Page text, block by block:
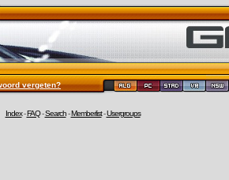
vergeten?
Index-FAQ-Search-Memberlist-Usergroups